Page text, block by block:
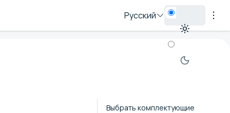
Русский
Выбрать комплектующие